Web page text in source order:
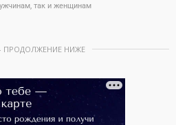
так и женщинам
ПРОДОЛЖЕНИЕ НИЖЕ